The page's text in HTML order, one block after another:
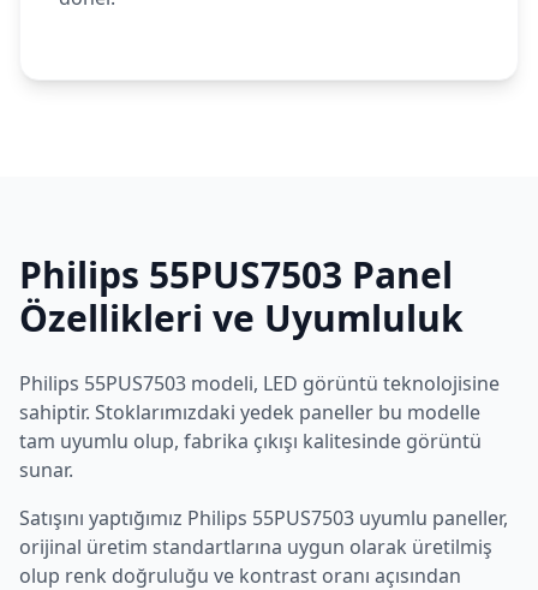
Philips 55PUS7503 Panel
Özellikleri ve Uyumluluk
Philips 55PUS7503 modeli, LED görüntü teknolojisine
sahiptir. Stoklarımızdaki yedek paneller bu modelle
tam uyumlu olup, fabrika çıkışı kalitesinde görüntü
sunar.
Satışını yaptığımız Philips 55PUS7503 uyumlu paneller,
orijinal üretim standartlarına uygun olarak üretilmiş
olup renk doğruluğu ve kontrast oranı açısından